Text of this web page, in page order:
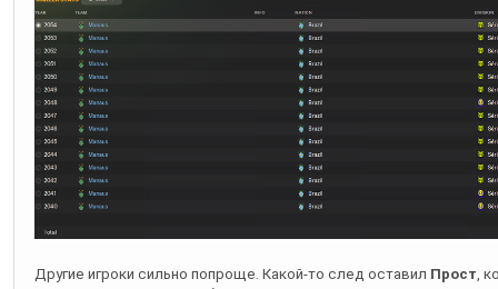
Другие игроки сильно попроще. Какой-то след оставил Прост ,